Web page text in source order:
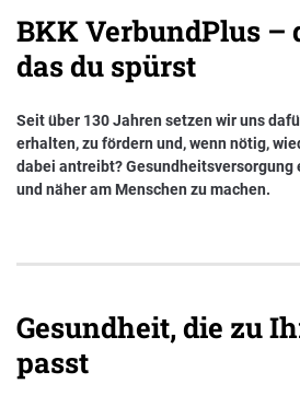
Nachhaltigkeit bei der BKK
Presse
BKK VerbundPlus –
das du spürst
Seit über 130 Jahren setzen wir uns
erhalten, zu fördern und, wenn nötig,
dabei antreibt? Gesundheitsversorgung
und näher am Menschen zu machen.
Gesundheit, die zu
passt